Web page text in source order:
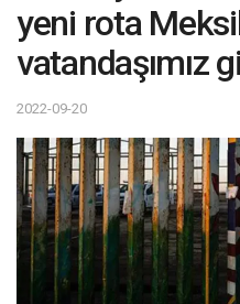
yeni rota
vatandaşımız
2022-09-20